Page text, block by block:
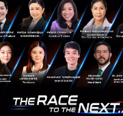
E-mail :
Tel : 02-001-5375
Mobile : 06-4658-9500
Techsauce Media
About Techsauce